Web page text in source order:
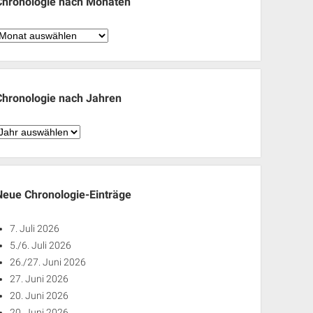
Chronologie
nach Jahren
Chronologie-Einträge
7. Juli 2026
5./6. Juli 2026
26./27. Juni 2026
27. Juni 2026
20. Juni 2026